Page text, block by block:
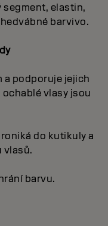
elastin,
barvivo.
a podporuje jejich
vlasy jsou
do kutikuly a
vlasů.
barvu.